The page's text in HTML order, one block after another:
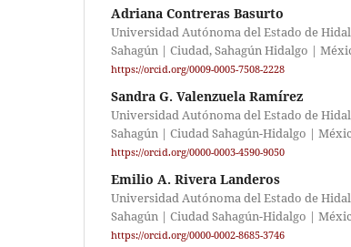
Adriana Contreras Basurto
Universidad Autónoma del Estado de
Sahagún | Ciudad, Sahagún Hidalgo |
https://orcid.org/0009-0005-7508-2228
Sandra G. Valenzuela Ramírez
Universidad Autónoma del Estado de
Sahagún | Ciudad Sahagún-Hidalgo |
https://orcid.org/0000-0003-4590-9050
Emilio A. Rivera Landeros
Universidad Autónoma del Estado de
Sahagún | Ciudad Sahagún-Hidalgo |
https://orcid.org/0000-0002-8685-3746